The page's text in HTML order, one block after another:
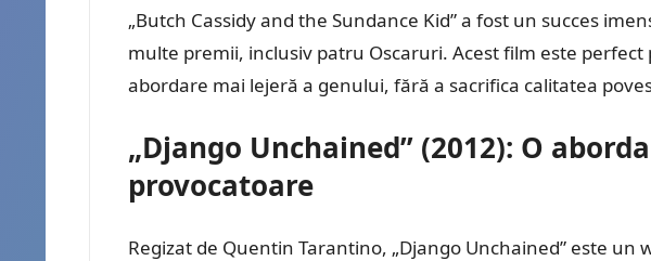
„Butch Cassidy and the Sundance Kid” a fost un succes
multe premii, inclusiv patru Oscaruri. Acest film este
abordare mai lejeră a genului, fără a sacrifica calitatea
„Django Unchained” (2012): O
provocatoare
Regizat de Quentin Tarantino, „Django Unchained” este un